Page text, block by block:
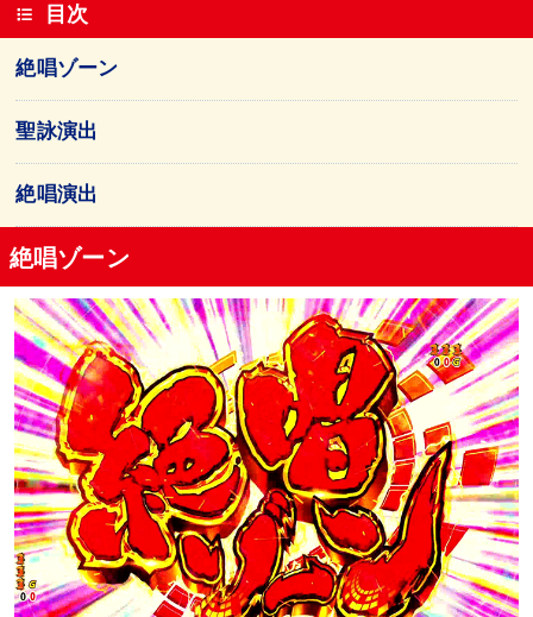
目次
絶唱ゾーン
聖詠演出
絶唱演出
絶唱ゾーン